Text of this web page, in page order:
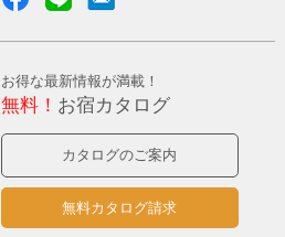
お得な最新情報が満載！
無料！ お宿カタログ
カタログのご案内
無料カタログ請求